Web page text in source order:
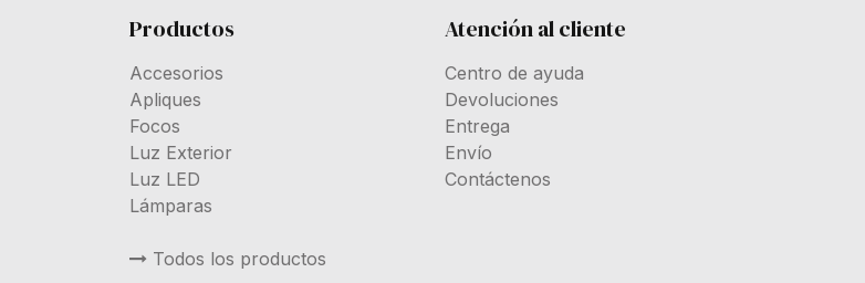
Productos
Accesorios
Apliques
Focos
Luz Exterior
Luz LED
Lámparas
Todos los productos
Atención al cliente
Centro de ayuda
Devoluciones
Entrega
Envío
Contáctenos